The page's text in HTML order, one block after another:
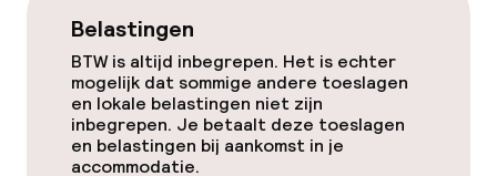
Massage
Fitnessruimte / gym
Entertainment
Belastingen
BTW is altijd inbegrepen. Het is echter
mogelijk dat sommige andere toeslagen
en lokale belastingen niet zijn
inbegrepen. Je betaalt deze toeslagen
en belastingen bij aankomst in je
accommodatie.